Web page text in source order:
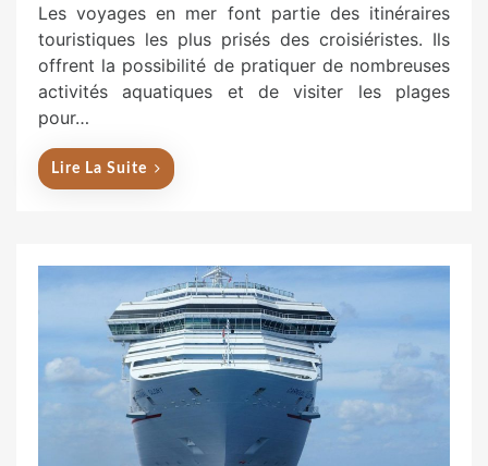
t
e
d
o
Les voyages en mer font partie des itinéraires
touristiques les plus prisés des croisiéristes. Ils
offrent la possibilité de pratiquer de nombreuses
activités aquatiques et de visiter les plages
pour…
Lire La Suite